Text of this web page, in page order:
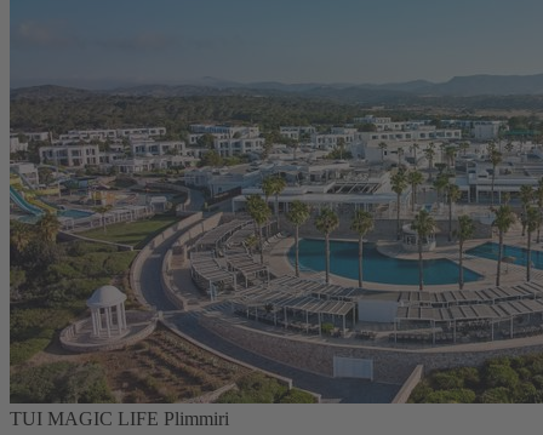
TUI MAGIC LIFE Plimmiri